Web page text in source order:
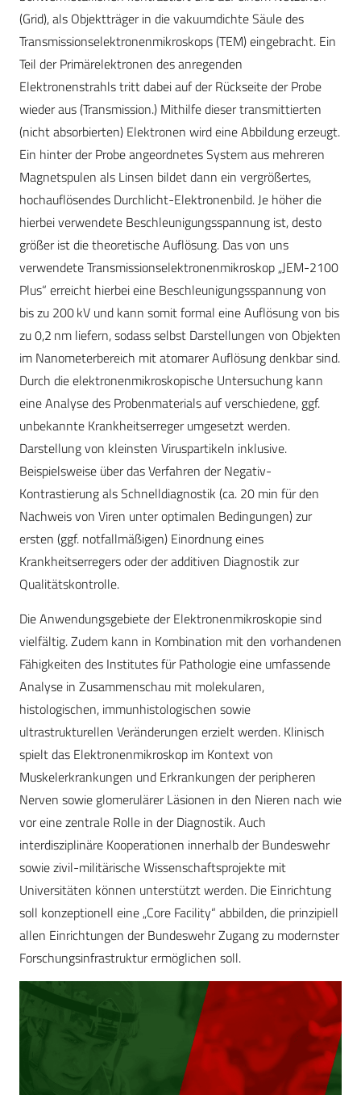
(Grid), als Objektträger in die vakuumdichte Säule des
Transmissionselektronenmikroskops (TEM) eingebracht. Ein
Teil der Primärelektronen des anregenden
Elektronenstrahls tritt dabei auf der Rückseite der Probe
wieder aus (Transmission.) Mithilfe dieser transmittierten
(nicht absorbierten) Elektronen wird eine Abbildung erzeugt.
Ein hinter der Probe angeordnetes System aus mehreren
Magnetspulen als Linsen bildet dann ein vergrößertes,
hochauflösendes Durchlicht-Elektronenbild. Je höher die
hierbei verwendete Beschleunigungsspannung ist, desto
größer ist die theoretische Auflösung. Das von uns
verwendete Transmissionselektronenmikroskop „JEM-2100
Plus“ erreicht hierbei eine Beschleunigungsspannung von
bis zu 200 kV und kann somit formal eine Auflösung von bis
zu 0,2 nm liefern, sodass selbst Darstellungen von Objekten
im Nanometerbereich mit atomarer Auflösung denkbar sind.
Durch die elektronenmikroskopische Untersuchung kann
eine Analyse des Probenmaterials auf verschiedene, ggf.
unbekannte Krankheitserreger umgesetzt werden.
Darstellung von kleinsten Viruspartikeln inklusive.
Beispielsweise über das Verfahren der Negativ-
Kontrastierung als Schnelldiagnostik (ca. 20 min für den
Nachweis von Viren unter optimalen Bedingungen) zur
ersten (ggf. notfallmäßigen) Einordnung eines
Krankheitserregers oder der additiven Diagnostik zur
Qualitätskontrolle.
Die Anwendungsgebiete der Elektronenmikroskopie sind
vielfältig. Zudem kann in Kombination mit den vorhandenen
Fähigkeiten des Institutes für Pathologie eine umfassende
Analyse in Zusammenschau mit molekularen,
histologischen, immunhistologischen sowie
ultrastrukturellen Veränderungen erzielt werden. Klinisch
spielt das Elektronenmikroskop im Kontext von
Muskelerkrankungen und Erkrankungen der peripheren
Nerven sowie glomerulärer Läsionen in den Nieren nach wie
vor eine zentrale Rolle in der Diagnostik. Auch
interdisziplinäre Kooperationen innerhalb der Bundeswehr
sowie zivil-militärische Wissenschaftsprojekte mit
Universitäten können unterstützt werden. Die Einrichtung
soll konzeptionell eine „Core Facility“ abbilden, die prinzipiell
allen Einrichtungen der Bundeswehr Zugang zu modernster
Forschungsinfrastruktur ermöglichen soll.